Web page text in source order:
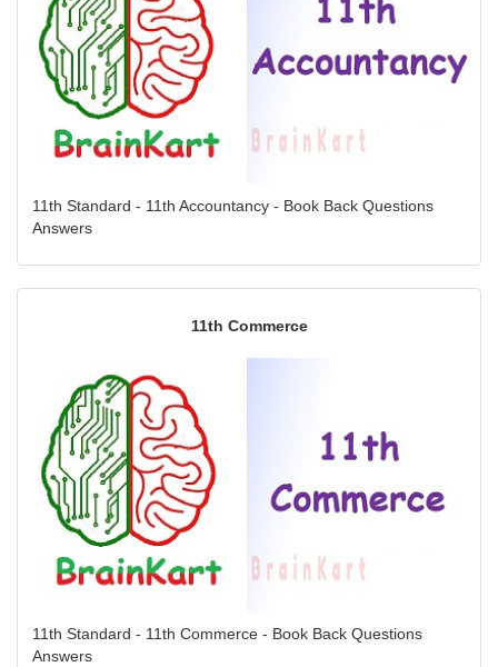
11th Standard - 11th Accountancy - Book Back Questions
Answers
11th Commerce
11th Standard - 11th Commerce - Book Back Questions
Answers